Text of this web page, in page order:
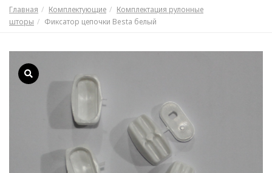
Главная Комплектующие
Комплектация рулонные
шторы
Фиксатор цепочки Besta белый